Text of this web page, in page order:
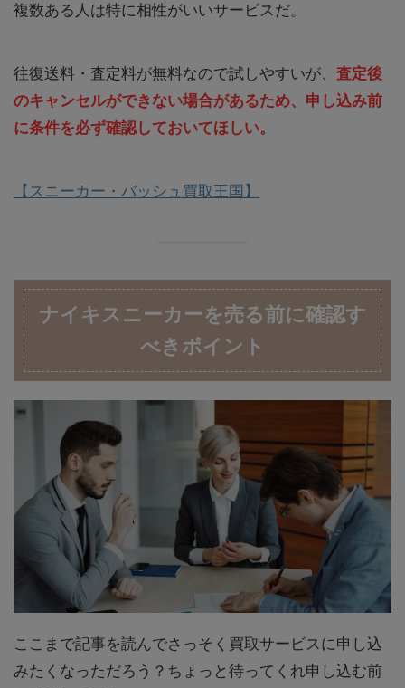
複数ある人は特に相性がいいサービスだ。
往復送料・査定料が無料なので試しやすいが、 査定後
のキャンセルができない場合があるため、申し込み前
に条件を必ず確認しておいてほしい。
【スニーカー・バッシュ買取王国】
ナイキスニーカーを売る前に確認す
べきポイント
ここまで記事を読んでさっそく買取サービスに申し込
みたくなっただろう？ちょっと待ってくれ申し込む前